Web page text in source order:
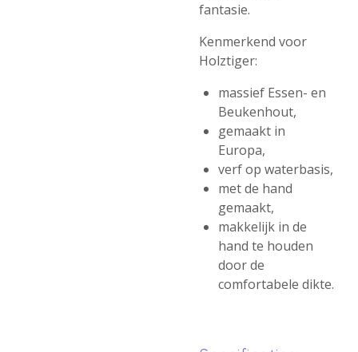
fantasie.
Kenmerkend voor
Holztiger:
massief Essen- en
Beukenhout,
gemaakt in
Europa,
verf op waterbasis,
met de hand
gemaakt,
makkelijk in de
hand te houden
door de
comfortabele dikte.